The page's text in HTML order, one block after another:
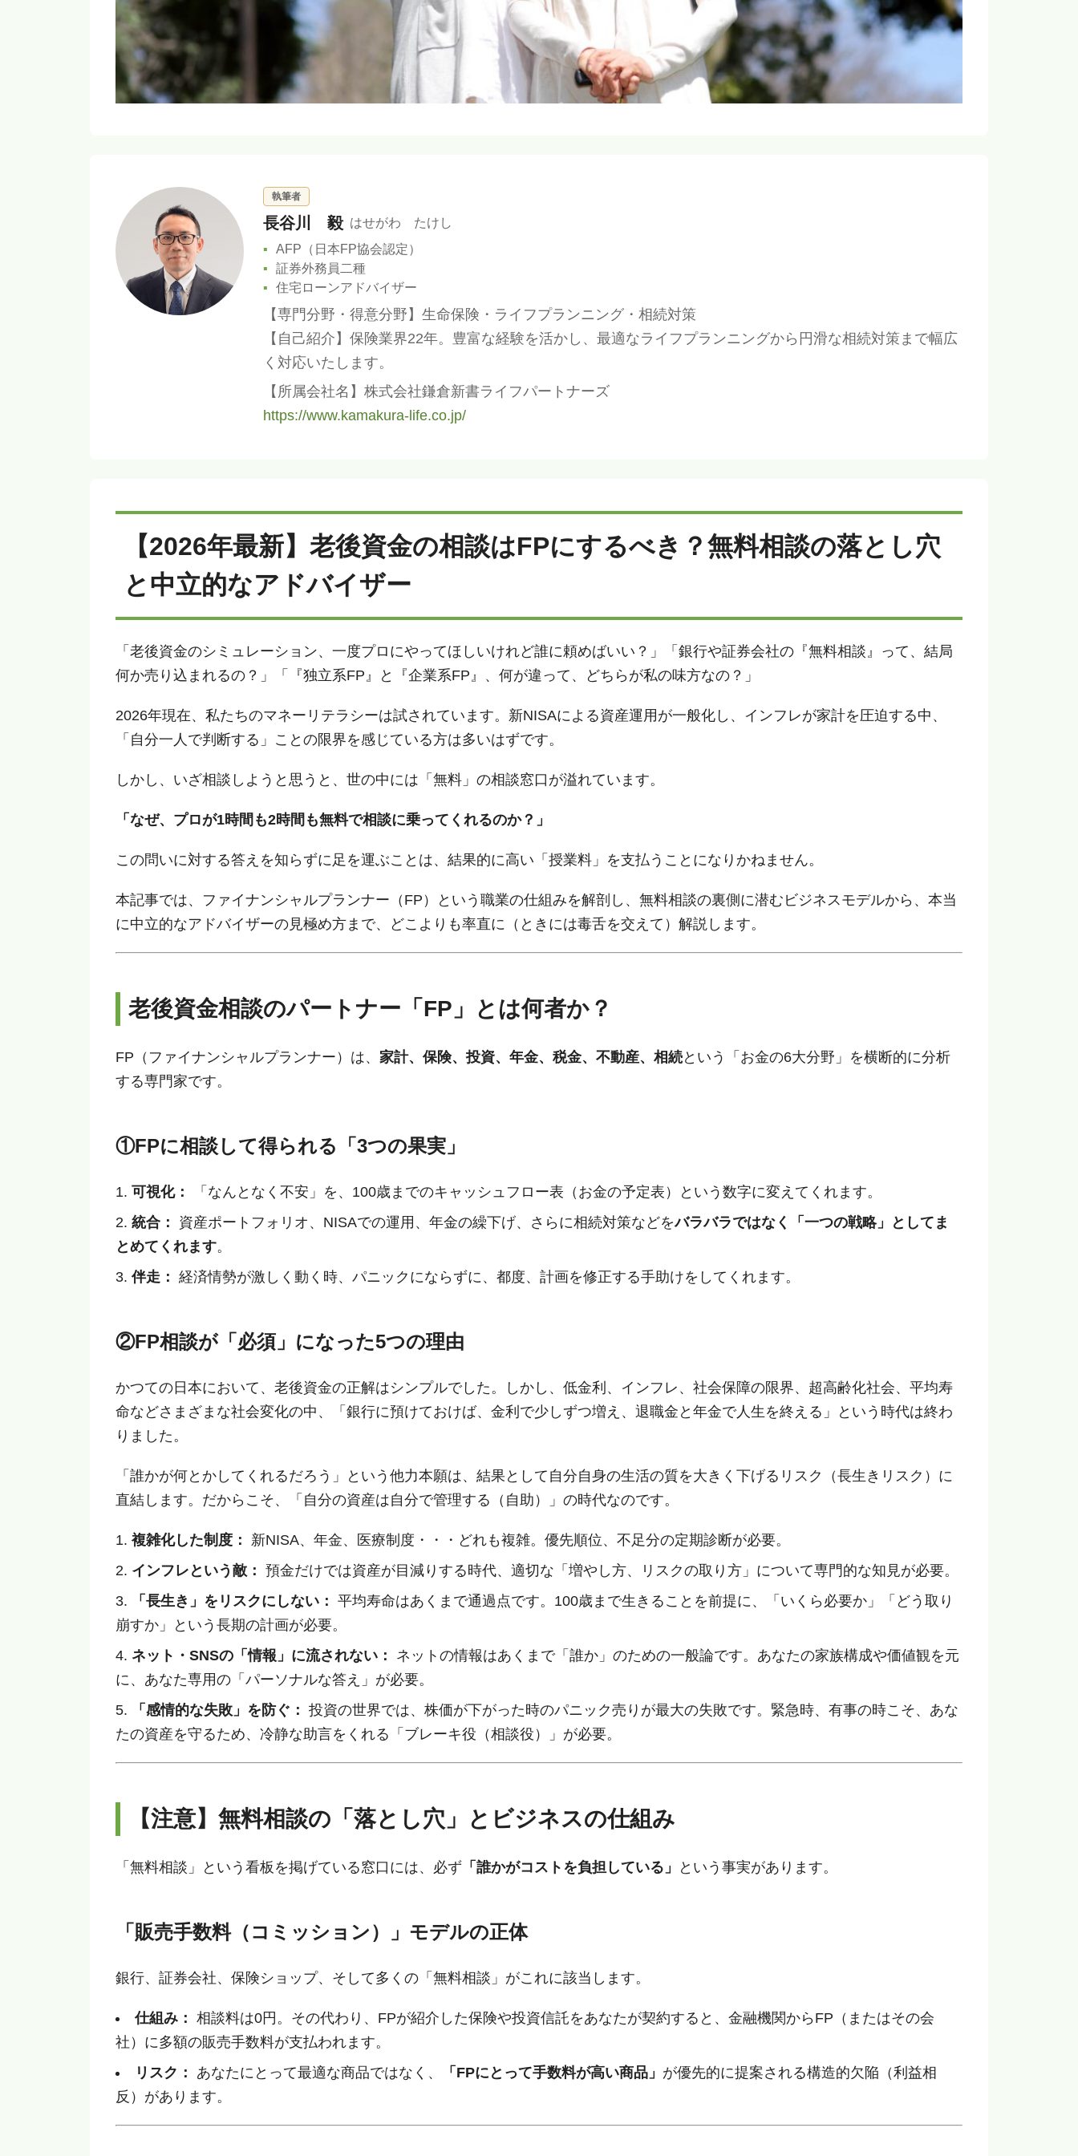
執筆者
長谷川 毅 はせがわ たけし
AFP（日本FP協会認定）
証券外務員二種
住宅ローンアドバイザー
【専門分野・得意分野】生命保険・ライフプランニング・相続対策
【自己紹介】保険業界22年。豊富な経験を活かし、最適なライフプランニングから円滑な相続対策まで幅広
く対応いたします。
【所属会社名】株式会社鎌倉新書ライフパートナーズ
https://www.kamakura-life.co.jp/
【2026年最新】老後資金の相談はFPにするべき？無料相談の落とし穴
と中立的なアドバイザー
「老後資金のシミュレーション、一度プロにやってほしいけれど誰に頼めばいい？」「銀行や証券会社の『無料相談』って、結局
何か売り込まれるの？」「『独立系FP』と『企業系FP』、何が違って、どちらが私の味方なの？」
2026年現在、私たちのマネーリテラシーは試されています。新NISAによる資産運用が一般化し、インフレが家計を圧迫する中、
「自分一人で判断する」ことの限界を感じている方は多いはずです。
しかし、いざ相談しようと思うと、世の中には「無料」の相談窓口が溢れています。
「なぜ、プロが1時間も2時間も無料で相談に乗ってくれるのか？」
この問いに対する答えを知らずに足を運ぶことは、結果的に高い「授業料」を支払うことになりかねません。
本記事では、ファイナンシャルプランナー（FP）という職業の仕組みを解剖し、無料相談の裏側に潜むビジネスモデルから、本当
に中立的なアドバイザーの見極め方まで、どこよりも率直に（ときには毒舌を交えて）解説します。
老後資金相談のパートナー「FP」とは何者か？
FP（ファイナンシャルプランナー）は、 家計、保険、投資、年金、税金、不動産、相続という「お金の6大分野」を横断的に分析
する専門家です。
①FPに相談して得られる「3つの果実」
可視化：
「なんとなく不安」を、100歳までのキャッシュフロー表（お金の予定表）という数字に変えてくれます。
統合：
資産ポートフォリオ、NISAでの運用、年金の繰下げ、さらに相続対策などをバラバラではなく「一つの戦略」としてま
とめてくれます。
伴走： 経済情勢が激しく動く時、パニックにならずに、都度、計画を修正する手助けをしてくれます。
②FP相談が「必須」になった5つの理由
かつての日本において、老後資金の正解はシンプルでした。しかし、低金利、インフレ、社会保障の限界、超高齢化社会、平均寿
命などさまざまな社会変化の中、「銀行に預けておけば、金利で少しずつ増え、退職金と年金で人生を終える」という時代は終わ
りました。
「誰かが何とかしてくれるだろう」という他力本願は、結果として自分自身の生活の質を大きく下げるリスク（長生きリスク）に
直結します。だからこそ、「自分の資産は自分で管理する（自助）」の時代なのです。
複雑化した制度：
新NISA、年金、医療制度・・・どれも複雑。優先順位、不足分の定期診断が必要。
インフレという敵： 預金だけでは資産が目減りする時代、適切な「増やし方、リスクの取り方」について専門的な知見が必要。
「長生き」をリスクにしない： 平均寿命はあくまで通過点です。100歳まで生きることを前提に、「いくら必要か」「どう取り
崩すか」という長期の計画が必要。
ネット・SNSの「情報」に流されない：
ネットの情報はあくまで「誰か」のための一般論です。あなたの家族構成や価値観を元
に、あなた専用の「パーソナルな答え」が必要。
「感情的な失敗」を防ぐ： 投資の世界では、株価が下がった時のパニック売りが最大の失敗です。緊急時、有事の時こそ、あな
たの資産を守るため、冷静な助言をくれる「ブレーキ役（相談役）」が必要。
【注意】無料相談の「落とし穴」とビジネスの仕組み
「無料相談」という看板を掲げている窓口には、必ず 「誰かがコストを負担している」 という事実があります。
「販売手数料（コミッション）」モデルの正体
銀行、証券会社、保険ショップ、そして多くの「無料相談」がこれに該当します。
仕組み： 相談料は0円。その代わり、FPが紹介した保険や投資信託をあなたが契約すると、金融機関からFP（またはその会
社）に多額の販売手数料が支払われます。
リスク：
あなたにとって最適な商品ではなく、 「FPにとって手数料が高い商品」 が優先的に提案される構造的欠陥（利益相
反）があります。